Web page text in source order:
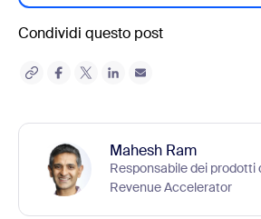
Condividi questo post
Mahesh Ram
Responsabile dei prodotti
Revenue Accelerator